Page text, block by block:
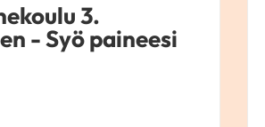
3.
- Syö paineesi